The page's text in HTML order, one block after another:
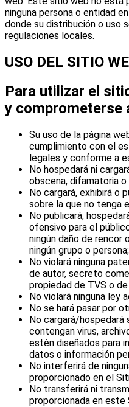
ninguna persona o entidad
donde su distribución o uso
regulaciones locales.
USO DEL SITIO
Para utilizar el
y comprometerse
Su uso de la página
cumplimiento con el
legales y conforme a
No hospedará ni
obscena, difamatoria o
No cargará, exhibirá o
sobre la que no tenga
No publicará,
ofensivo para el
ningún daño de
ningún grupo o persona;
No violará ninguna
de autor, secreto
propiedad de TVS o
No violará ninguna ley
No se hará pasar por
No cargará/
contengan virus,
estén diseñados para
datos o información
No interferirá de
proporcionado en el
No transferirá ni
proporcionada en este